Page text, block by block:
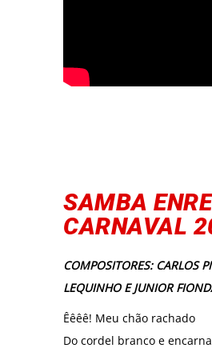
SAMBA
CARNAVAL
COMPOSITORES: CARLOS
LEQUINHO E JUNIOR
Êêêê! Meu chão rachado
Do cordel branco e